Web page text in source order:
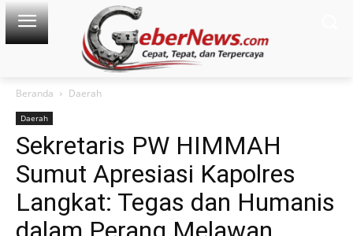
Beranda Daerah
Daerah
Sekretaris PW HIMMAH
Sumut Apresiasi Kapolres
Langkat: Tegas dan Humanis